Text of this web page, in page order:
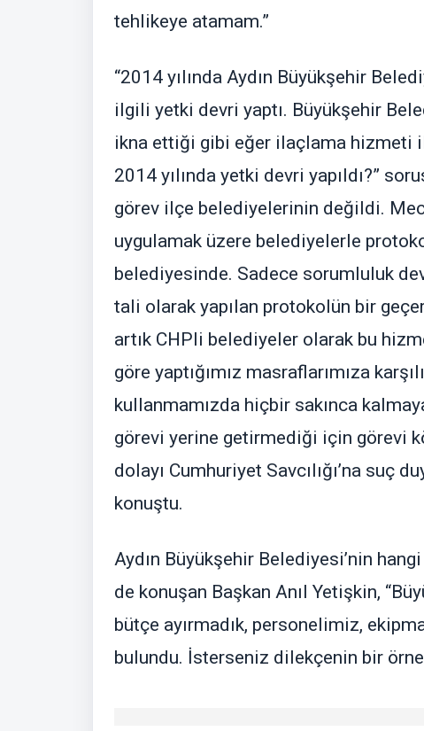
tehlikeye atamam.”
“2014 yılında Aydın Büyükşehir
ilgili yetki devri yaptı. Büyükşehir
ikna ettiği gibi eğer ilaçlama hizmeti
2014 yılında yetki devri yapıldı?”
görev ilçe belediyelerinin değildi.
uygulamak üzere belediyelerle
belediyesinde. Sadece sorumluluk
tali olarak yapılan protokolün bir
artık CHPli belediyeler olarak bu
göre yaptığımız masraflarımıza
kullanmamızda hiçbir sakınca
görevi yerine getirmediği için görevi
dolayı Cumhuriyet Savcılığı’na suç
konuştu.
Aydın Büyükşehir Belediyesi’nin
de konuşan Başkan Anıl Yetişkin,
bütçe ayırmadık, personelimiz,
bulundu. İsterseniz dilekçenin bir